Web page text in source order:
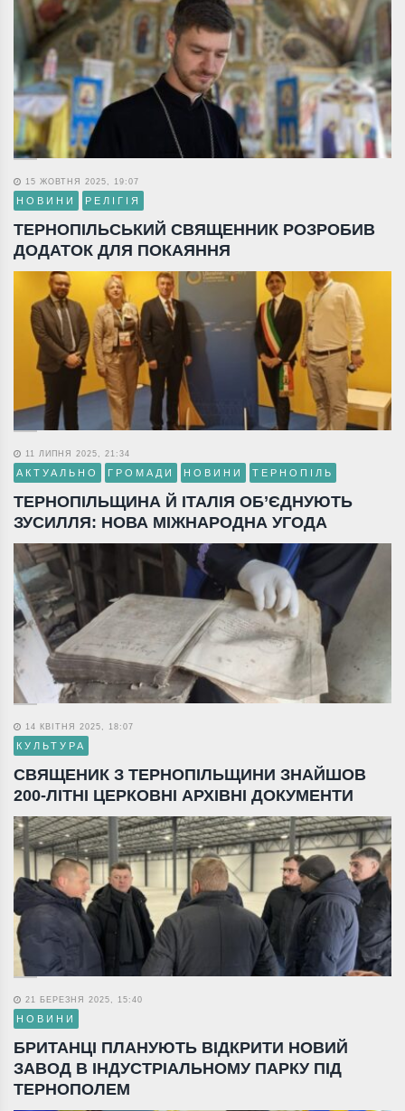
15 ЖОВТНЯ 2025, 19:07
НОВИНИ РЕЛІГІЯ
ТЕРНОПІЛЬСЬКИЙ СВЯЩЕННИК РОЗРОБИВ
ДОДАТОК ДЛЯ ПОКАЯННЯ
11 ЛИПНЯ 2025, 21:34
АКТУАЛЬНО ГРОМАДИ НОВИНИ ТЕРНОПІЛЬ
ТЕРНОПІЛЬЩИНА Й ІТАЛІЯ ОБ’ЄДНУЮТЬ
ЗУСИЛЛЯ: НОВА МІЖНАРОДНА УГОДА
14 КВІТНЯ 2025, 18:07
КУЛЬТУРА
СВЯЩЕНИК З ТЕРНОПІЛЬЩИНИ ЗНАЙШОВ
200-ЛІТНІ ЦЕРКОВНІ АРХІВНІ ДОКУМЕНТИ
21 БЕРЕЗНЯ 2025, 15:40
НОВИНИ
БРИТАНЦІ ПЛАНУЮТЬ ВІДКРИТИ НОВИЙ
ЗАВОД В ІНДУСТРІАЛЬНОМУ ПАРКУ ПІД
ТЕРНОПОЛЕМ